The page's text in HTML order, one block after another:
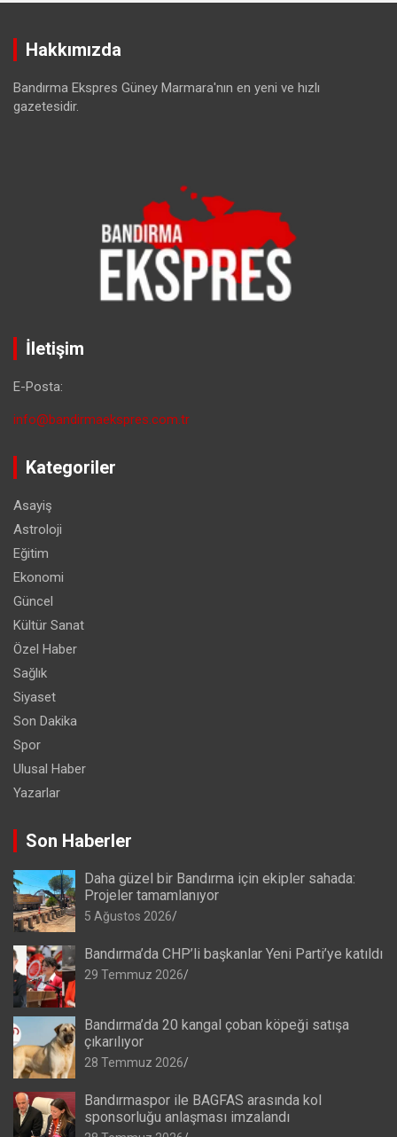
Hakkımızda
Bandırma Ekspres Güney Marmara'nın en yeni ve hızlı
gazetesidir.
İletişim
E-Posta:
info@bandirmaekspres.com.tr
Kategoriler
Asayiş
Astroloji
Eğitim
Ekonomi
Güncel
Kültür Sanat
Özel Haber
Sağlık
Siyaset
Son Dakika
Spor
Ulusal Haber
Yazarlar
Son Haberler
Daha güzel bir Bandırma için ekipler sahada:
Projeler tamamlanıyor
5 Ağustos 2026
Bandırma’da CHP’li başkanlar Yeni Parti’ye katıldı
29 Temmuz 2026
Bandırma’da 20 kangal çoban köpeği satışa
çıkarılıyor
28 Temmuz 2026
Bandırmaspor ile BAGFAS arasında kol
sponsorluğu anlaşması imzalandı